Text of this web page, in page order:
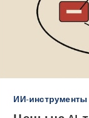
ИИ-инструменты